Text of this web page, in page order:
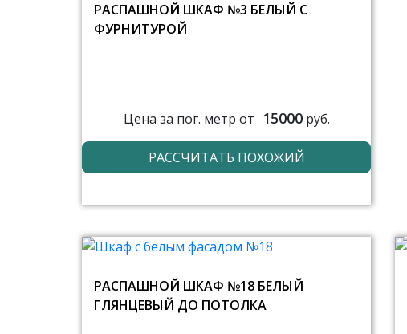
РАСПАШНОЙ ШКАФ №3 БЕЛЫЙ С
ФУРНИТУРОЙ
Цена за пог. метр от 15000руб.
РАССЧИТАТЬ ПОХОЖИЙ
РАСПАШНОЙ ШКАФ №18 БЕЛЫЙ
ГЛЯНЦЕВЫЙ ДО ПОТОЛКА